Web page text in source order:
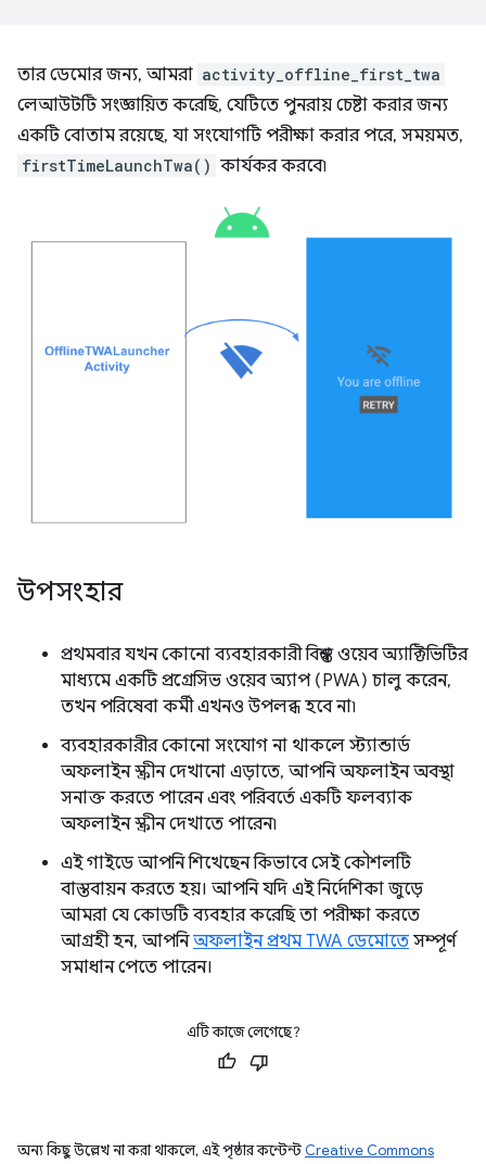
তার ডেমোর জন্য, আমরা activity_offline_first_twa
লেআউটটি সংজ্ঞায়িত করেছি, যেটিতে পুনরায় চেষ্টা করার জন্য
একটি বোতাম রয়েছে, যা সংযোগটি পরীক্ষা করার পরে, সময়মত,
firstTimeLaunchTwa() কার্যকর করবে৷
উপসংহার
প্রথমবার যখন কোনো ব্যবহারকারী বিশ্বস্ত ওয়েব অ্যাক্টিভিটির
মাধ্যমে একটি প্রগ্রেসিভ ওয়েব অ্যাপ (PWA) চালু করেন,
তখন পরিষেবা কর্মী এখনও উপলব্ধ হবে না৷
ব্যবহারকারীর কোনো সংযোগ না থাকলে স্ট্যান্ডার্ড
অফলাইন স্ক্রীন দেখানো এড়াতে, আপনি অফলাইন অবস্থা
সনাক্ত করতে পারেন এবং পরিবর্তে একটি ফলব্যাক
অফলাইন স্ক্রীন দেখাতে পারেন৷
এই গাইডে আপনি শিখেছেন কিভাবে সেই কৌশলটি
বাস্তবায়ন করতে হয়। আপনি যদি এই নির্দেশিকা জুড়ে
আমরা যে কোডটি ব্যবহার করেছি তা পরীক্ষা করতে
আগ্রহী হন, আপনিঅফলাইন প্রথম TWA ডেমোতে সম্পূর্ণ
সমাধান পেতে পারেন।
এটি কাজে লেগেছে?
অন্য কিছু উল্লেখ না করা থাকলে, এই পৃষ্ঠার কন্টেন্ট Creative Commons